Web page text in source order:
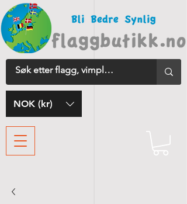
NOK (kr)